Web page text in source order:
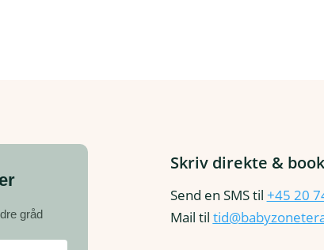
gråd
Skriv direkte &
Send en SMS til +45 20
Mail til